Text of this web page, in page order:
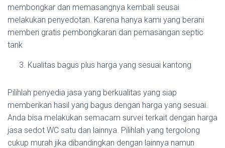
membongkar dan memasangnya kembali seusai
melakukan penyedotan. Karena hanya kami yang berani
memberi gratis pembongkaran dan pemasangan septic
tank
Kualitas bagus plus harga yang sesuai kantong
Pilihlah penyedia jasa yang berkualitas yang siap
memberikan hasil yang bagus dengan harga yang sesuai.
Anda bisa melakukan semacam survei terkait dengan harga
jasa sedot WC satu dan lainnya. Pilihlah yang tergolong
cukup murah jika dibandingkan dengan lainnya namun